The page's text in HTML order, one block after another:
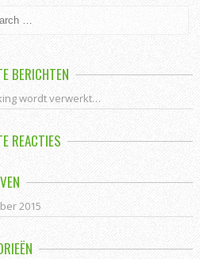
BERICHTEN
wordt verwerkt…
REACTIES
2015